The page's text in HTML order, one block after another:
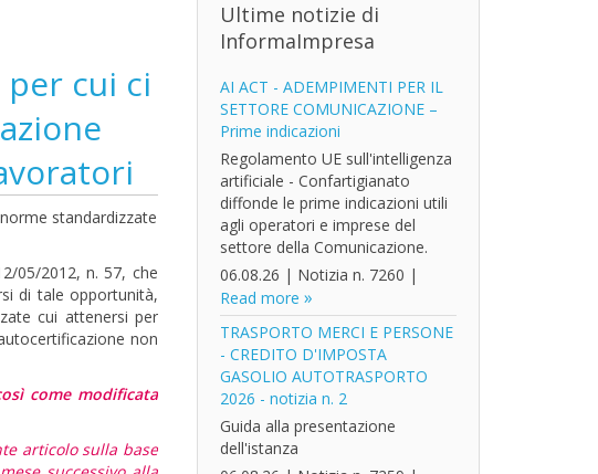
cui ci
standardizzate
05/2012, n. 57, che
di tale opportunità,
cui attenersi per
non
come modificata
articolo sulla base
Ultime notizie di
InformaImpresa
AI ACT - ADEMPIMENTI PER IL
SETTORE COMUNICAZIONE –
Prime indicazioni
Regolamento UE sull'intelligenza
artificiale - Confartigianato
diffonde le prime indicazioni utili
agli operatori e imprese del
settore della Comunicazione.
06.08.26 | Notizia n. 7260 |
Read more
TRASPORTO MERCI E PERSONE
- CREDITO D'IMPOSTA
GASOLIO AUTOTRASPORTO
2026 - notizia n. 2
Guida alla presentazione
dell'istanza